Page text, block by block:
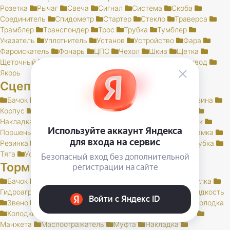
Розетка
Рычаг Свеча Сигнал Система
Скоба
Соединитель
Спидометр Стартер Стекло
Траверса
Трамблер
Транспондер Трос Трубка
Тумблер
Указатель
Уплотнитель Установ Устройство
Фара
Фароискатель
Фонарь ЦПС Чехол Шкив
Щетка
Щеточный
Электропривод
Якорь
Сцепление
Бачок Втулка Диск
Корзина
Корпус
Лапки
Накладка
Подшипник
Поршень
Пресс Пружина Пыльник РК Раб
Рамка
Резинка
Скоба Сцепление Толкатель
Трубка
Тяга
Усилитель Цилиндр Шаровая Шланг Шток
Тормоза
Бачок
Втулка
Гидроагрегат
Датчик
Жидкость
Звено
Иммобилайзер Камера Клапан
Колодка
Колодки
Колпачок Кольцо Кронштейн
Крышка
Манжета
Маслоотражатель Муфта Накладка